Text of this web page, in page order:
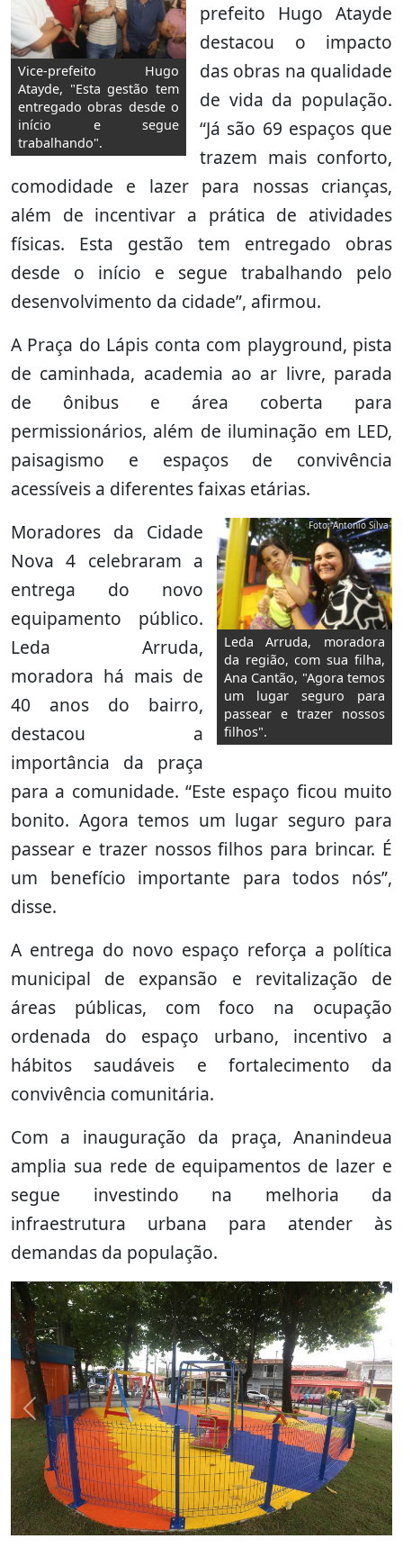
Vice-prefeito Hugo
Atayde, "Esta gestão tem
entregado obras desde o
início e segue
trabalhando".
prefeito Hugo Atayde
destacou o impacto
das obras na qualidade
de vida da população.
“Já são 69 espaços que
trazem mais conforto,
comodidade e lazer para nossas crianças,
além de incentivar a prática de atividades
físicas. Esta gestão tem entregado obras
desde o início e segue trabalhando pelo
desenvolvimento da cidade”, afirmou.
A Praça do Lápis conta com playground, pista
de caminhada, academia ao ar livre, parada
de ônibus e área coberta para
permissionários, além de iluminação em LED,
paisagismo e espaços de convivência
acessíveis a diferentes faixas etárias.
Leda Arruda, moradora
da região, com sua filha,
Ana Cantão, "Agora temos
um lugar seguro para
passear e trazer nossos
filhos".
Foto: Antonio Silva
Moradores da Cidade
Nova 4 celebraram a
entrega do novo
equipamento público.
Leda Arruda,
moradora há mais de
40 anos do bairro,
destacou a
importância da praça
para a comunidade. “Este espaço ficou muito
bonito. Agora temos um lugar seguro para
passear e trazer nossos filhos para brincar. É
um benefício importante para todos nós”,
disse.
A entrega do novo espaço reforça a política
municipal de expansão e revitalização de
áreas públicas, com foco na ocupação
ordenada do espaço urbano, incentivo a
hábitos saudáveis e fortalecimento da
convivência comunitária.
Com a inauguração da praça, Ananindeua
amplia sua rede de equipamentos de lazer e
segue investindo na melhoria da
infraestrutura urbana para atender às
demandas da população.
Previous